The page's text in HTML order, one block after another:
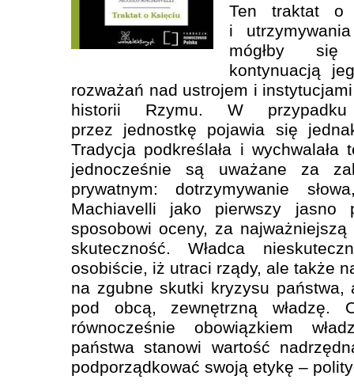
Ten traktat o
i
mógłby się
kontynuacją
rozważań nad ustrojem i
historii Rzymu. W przypadku
przez jednostkę pojawia się
Tradycja podkreślała i wychwalała
jednocześnie są uważane za
prywatnym: dotrzymywanie
Machiavelli jako pierwszy jasno
sposobowi oceny, za najważniejszą
skuteczność. Władca
osobiście, iż utraci rządy, ale także
na zgubne skutki kryzysu państwa,
pod obcą, zewnętrzną władzę.
równocześnie obowiązkiem
państwa stanowi wartość
podporządkować swoją etykę –